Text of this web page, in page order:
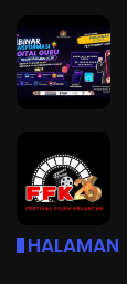
HALAMAN